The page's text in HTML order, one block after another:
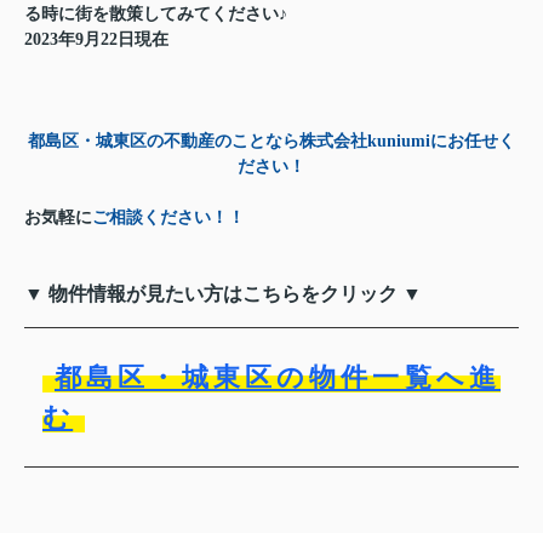
る時に街を散策してみてください♪
2023年9月22日現在
都島区・城東区の不動産のことなら株式会社kuniumiにお任せく
ださい！
お気軽にご相談ください！！
▼ 物件情報が見たい方はこちらをクリック ▼
都島区・城東区の物件一覧へ進
む